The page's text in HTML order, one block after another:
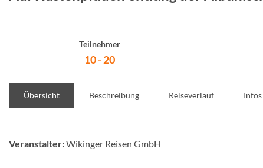
Teilnehmer
10 - 20
Übersicht Beschreibung Reiseverlauf Infos
Veranstalter:Wikinger Reisen GmbH